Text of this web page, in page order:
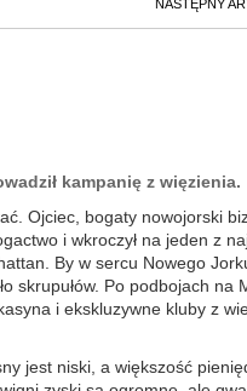
NASTĘPNY
kampanię z więzienia.
Ojciec, bogaty nowojorski
i wkroczył na jeden z
By w sercu Nowego
skrupułów. Po podbojach na
i ekskluzywne kluby z
jest niski, a większość